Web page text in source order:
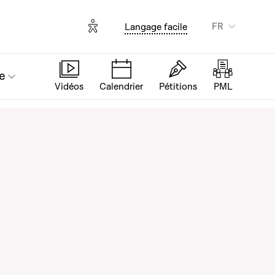
Options d'accessibilité
Langage facile FR
Vidéos Calendrier Pétitions PML